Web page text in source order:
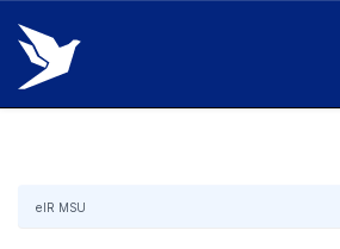
Skip
navigation
eIR MSU